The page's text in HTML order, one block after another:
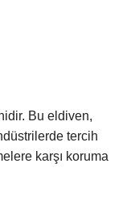
Bu eldiven,
tercih
karşı koruma